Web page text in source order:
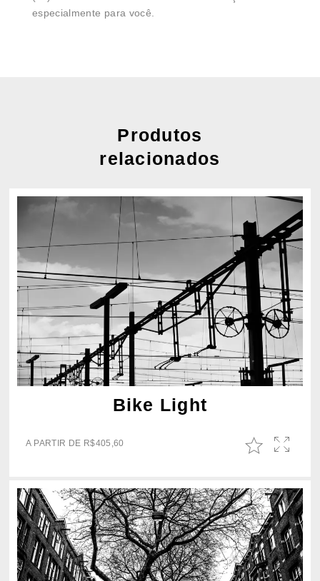
especialmente para você.
Produtos
relacionados
Bike Light
A PARTIR DE R$405,60